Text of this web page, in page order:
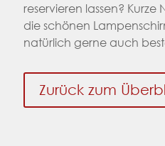
reservieren lassen?
die schönen
natürlich gerne auch
Zurück zum